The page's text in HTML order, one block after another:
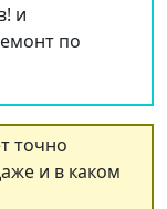
и
по
точно
и в каком